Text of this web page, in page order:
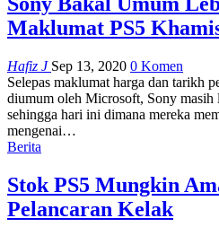
Maklumat PS5
Hafiz J Sep 13, 2020 0 Komen
Selepas maklumat harga dan tarikh
diumum oleh Microsoft, Sony
sehingga hari ini dimana mereka
mengenai…
Berita
Stok PS5 Mungkin
Pelancaran Kelak